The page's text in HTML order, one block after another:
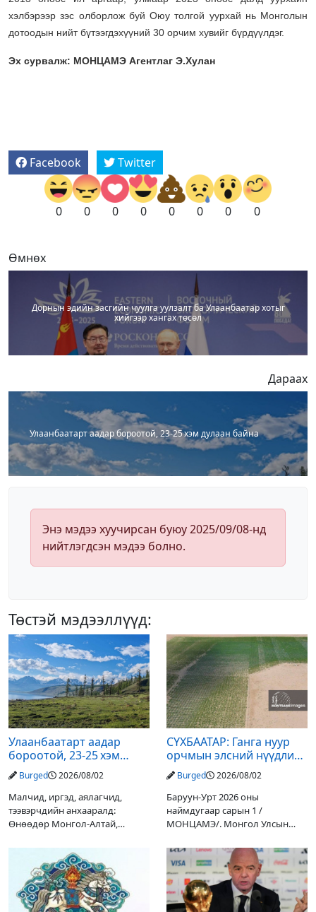
хэлбэрээр зэс олборлож буй Оюу толгой уурхай нь Монголын
дотоодын нийт бүтээгдэхүүний 30 орчим хувийг бүрдүүлдэг.
Эх сурвалж: МОНЦАМЭ Агентлаг Э.Хулан
Facebook Twitter
0 0 0 0 0 0 0 0
Өмнөх
Дорнын эдийн засгийн чуулга уулзалт ба Улаанбаатар хотыг
хийгээр хангах төсөл
Дараах
Улаанбаатарт аадар бороотой, 23-25 хэм дулаан байна
Энэ мэдээ хуучирсан буюу 2025/09/08-нд
нийтлэгдсэн мэдээ болно.
Төстэй мэдээллүүд:
Улаанбаатарт аадар
бороотой, 23-25 хэм
дулаан байна
Burged 2026/08/02
Малчид, иргэд, аялагчид,
тээвэрчдийн анхааралд:
Өнөөдөр Монгол-Алтай,
уулархаг нутгаар бороо, дуу
цахилгаантай аадар бороо
орох тул голуудын усны
түвшин нэмэгдэх, нөөлөг
СҮХБААТАР: Ганга нуур
орчмын элсний нүүдлийг
зогсоох туршилтын ажил
үр дүнгээ өгч эхэлжээ
Burged 2026/08/02
Баруун-Урт 2026 оны
наймдугаар сарын 1 /
МОНЦАМЭ/. Монгол Улсын
Дарьгангын Ганга нуурыг
сэргээн, хамгаалах төслийг
улсын төсвийн хөрөнгө
оруулалтаар хийж буй.
Төслийн